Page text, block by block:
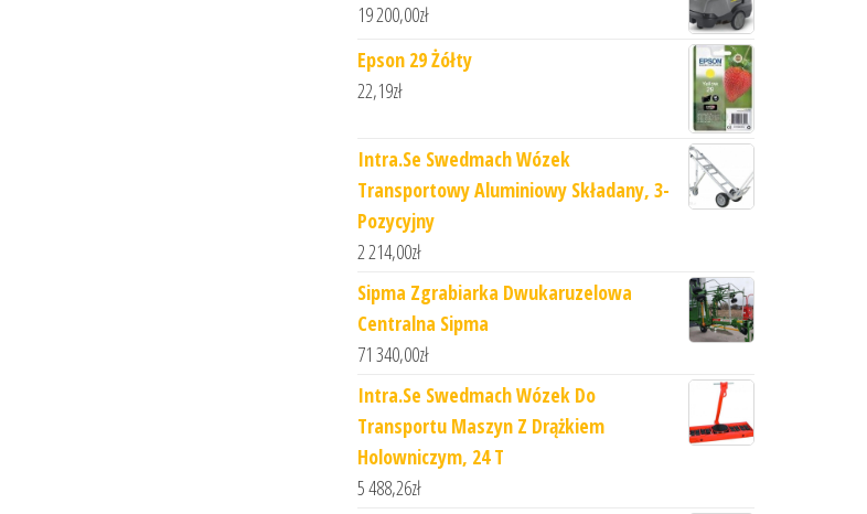
19 200,00zł
Epson 29 Żółty
22,19zł
Intra.Se Swedmach Wózek
Transportowy Aluminiowy Składany, 3-
Pozycyjny
2 214,00zł
Sipma Zgrabiarka Dwukaruzelowa
Centralna Sipma
71 340,00zł
Intra.Se Swedmach Wózek Do
Transportu Maszyn Z Drążkiem
Holowniczym, 24 T
5 488,26zł